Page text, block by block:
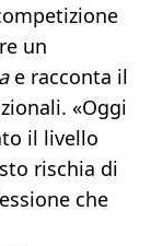
un
e racconta il
«Oggi
il livello
rischia di
che